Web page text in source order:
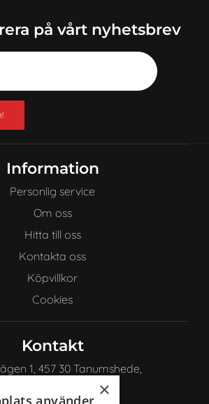
på vårt nyhetsbrev
Information
Personlig service
Om oss
Hitta till oss
Kontakta oss
Köpvillkor
Cookies
Kontakt
1, 457 30 Tanumshede,
×
använder